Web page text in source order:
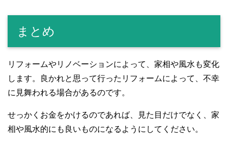
まとめ
リフォームやリノベーションによって、家相や風水も変化
します。良かれと思って行ったリフォームによって、不幸
に見舞われる場合があるのです。
せっかくお金をかけるのであれば、見た目だけでなく、家
相や風水的にも良いものになるようにしてください。